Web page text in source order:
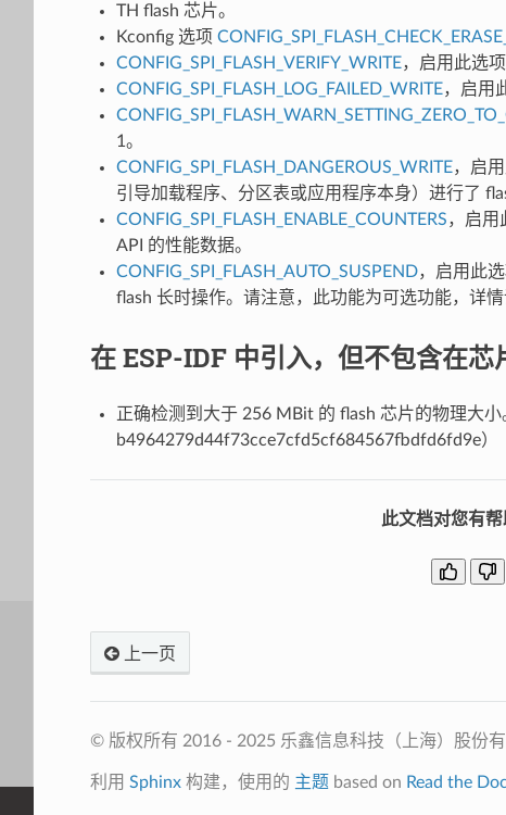
TH flash 芯片。
Kconfig 选项
CONFIG_SPI_FLASH_VERIFY_WRITE，启用此选
CONFIG_SPI_FLASH_LOG_FAILED_WRITE，启用
1。
CONFIG_SPI_FLASH_DANGEROUS_WRITE，启
引导加载程序、分区表或应用程序本身）进行了
CONFIG_SPI_FLASH_ENABLE_COUNTERS，启用
API 的性能数据。
CONFIG_SPI_FLASH_AUTO_SUSPEND，启用此
flash 长时操作。请注意，此功能为可选功能，详情
在 ESP-IDF 中引入，但不包含在
正确检测到大于 256 MBit 的 flash 芯片的物理大小
b4964279d44f73cce7cfd5cf684567fbdfd6fd9e）
此文档对您有帮
上一页
© 版权所有 2016 - 2025 乐鑫信息科技（上海）股份有
利用 Sphinx构建，使用的 主题 based on Read the